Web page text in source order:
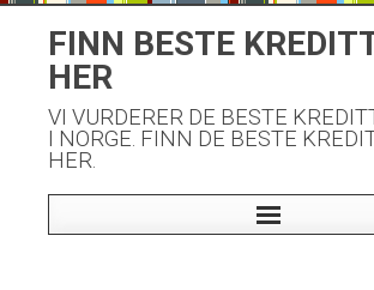
content
FINN BESTE
HER
VI VURDERER DE BESTE
I NORGE. FINN DE BESTE
HER.